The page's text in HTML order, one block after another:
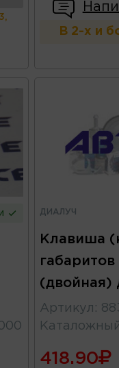
В 2-х и
ДИАЛУЧ
Клавиша
габаритов
Артикул :
418.90